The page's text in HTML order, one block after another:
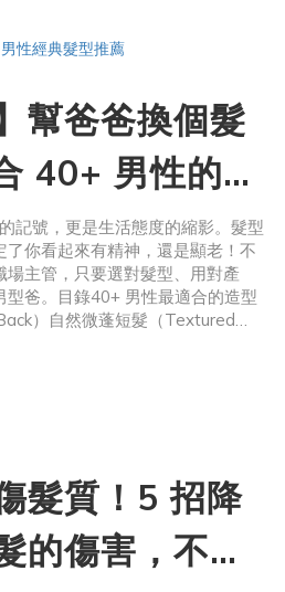
幫爸爸換個髮
40+ 男性的經
記號，更是生活態度的縮影。髮型
你看起來有精神，還是顯老！不
主管，只要選對髮型、用對產
爸。目錄40+ 男性最適合的造型
）自然微蓬短髮（Textured
Cut）選對髮型前，先搞懂你的
從洗護習慣開始改變結語：不只
髮質！5 招降
的傷害，不怕